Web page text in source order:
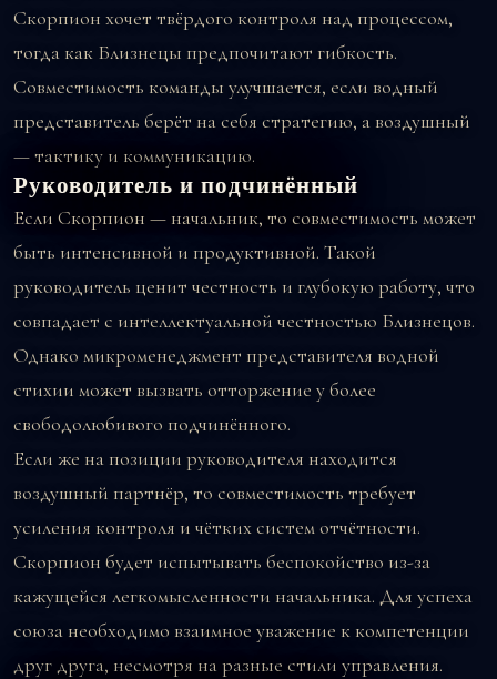
Скорпион хочет твёрдого контроля над процессом,
тогда как Близнецы предпочитают гибкость.
Совместимость команды улучшается, если водный
представитель берёт на себя стратегию, а воздушный
— тактику и коммуникацию.
Руководитель и подчинённый
Если Скорпион — начальник, то совместимость может
быть интенсивной и продуктивной. Такой
руководитель ценит честность и глубокую работу, что
совпадает с интеллектуальной честностью Близнецов.
Однако микроменеджмент представителя водной
стихии может вызвать отторжение у более
свободолюбивого подчинённого.
Если же на позиции руководителя находится
воздушный партнёр, то совместимость требует
усиления контроля и чётких систем отчётности.
Скорпион будет испытывать беспокойство из-за
кажущейся легкомысленности начальника. Для успеха
союза необходимо взаимное уважение к компетенции
друг друга, несмотря на разные стили управления.